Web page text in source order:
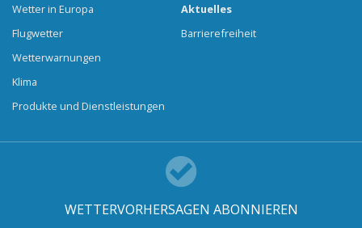
Wetter in Europa
Flugwetter
Wetterwarnungen
Klima
Produkte und Dienstleistungen
Aktuelles
Barrierefreiheit
WETTERVORHERSAGEN ABONNIEREN